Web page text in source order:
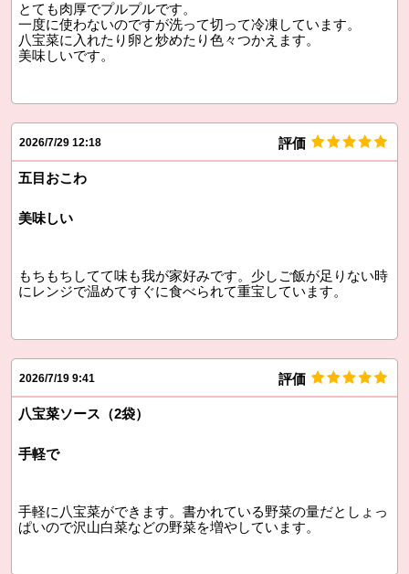
とても肉厚でプルプルです。
一度に使わないのですが洗って切って冷凍しています。
八宝菜に入れたり卵と炒めたり色々つかえます。
美味しいです。
2026/7/29 12:18 評価
五目おこわ
美味しい
もちもちしてて味も我が家好みです。少しご飯が足りない時
にレンジで温めてすぐに食べられて重宝しています。
2026/7/19 9:41 評価
八宝菜ソース（2袋）
手軽で
手軽に八宝菜ができます。書かれている野菜の量だとしょっ
ぱいので沢山白菜などの野菜を増やしています。